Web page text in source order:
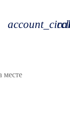
месте